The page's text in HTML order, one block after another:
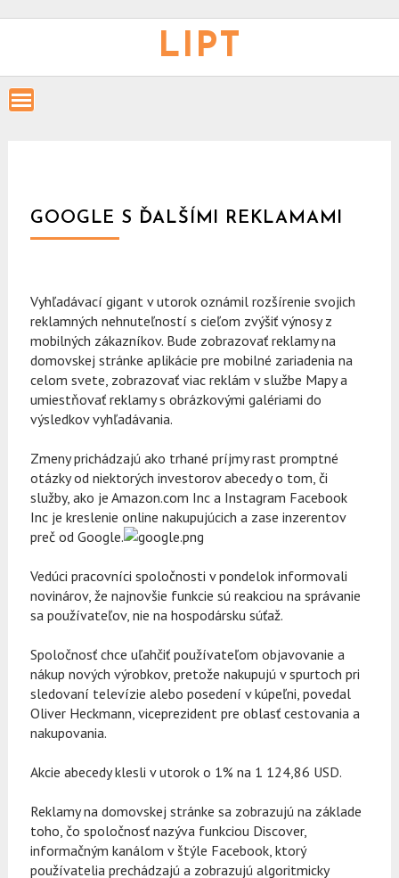
LIPT
GOOGLE S ĎALŠÍMI REKLAMAMI
Vyhľadávací gigant v utorok oznámil rozšírenie svojich
reklamných nehnuteľností s cieľom zvýšiť výnosy z
mobilných zákazníkov. Bude zobrazovať reklamy na
domovskej stránke aplikácie pre mobilné zariadenia na
celom svete, zobrazovať viac reklám v službe Mapy a
umiestňovať reklamy s obrázkovými galériami do
výsledkov vyhľadávania.
Zmeny prichádzajú ako trhané príjmy rast promptné
otázky od niektorých investorov abecedy o tom, či
služby, ako je Amazon.com Inc a Instagram Facebook
Inc je kreslenie online nakupujúcich a zase inzerentov
preč od Google.
Vedúci pracovníci spoločnosti v pondelok informovali
novinárov, že najnovšie funkcie sú reakciou na správanie
sa používateľov, nie na hospodársku súťaž.
Spoločnosť chce uľahčiť používateľom objavovanie a
nákup nových výrobkov, pretože nakupujú v spurtoch pri
sledovaní televízie alebo posedení v kúpeľni, povedal
Oliver Heckmann, viceprezident pre oblasť cestovania a
nakupovania.
Akcie abecedy klesli v utorok o 1% na 1 124,86 USD.
Reklamy na domovskej stránke sa zobrazujú na základe
toho, čo spoločnosť nazýva funkciou Discover,
informačným kanálom v štýle Facebook, ktorý
používatelia prechádzajú a zobrazujú algoritmicky